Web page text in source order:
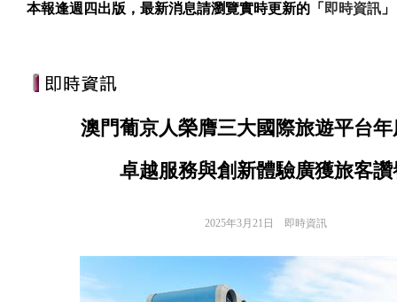
本報逢週四出版，最新消息請瀏覽實時更新的「 即時資訊 」
澳門葡京人榮膺三大國際旅遊平台
卓越服務與創新體驗廣獲旅客讚
2025年3月21日 即時資訊